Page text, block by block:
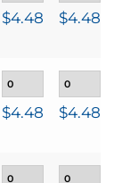
$4.48 $4.48
$4.48 $4.48